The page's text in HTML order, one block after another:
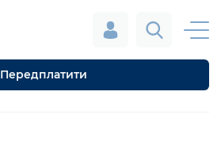
Передплатити